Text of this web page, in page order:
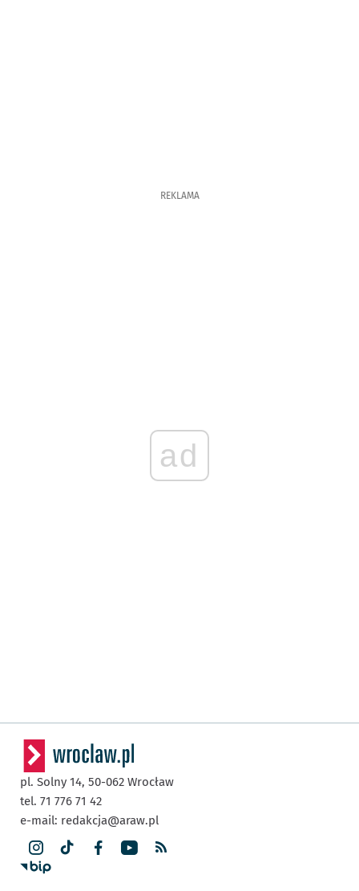
REKLAMA
ad
pl. Solny 14, 50-062 Wrocław
tel. 71 776 71 42
e-mail: redakcja@araw.pl